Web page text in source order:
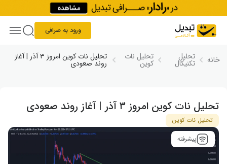
Skip to content
ورود به صرافی
خانه تحلیل
تکنیکال
تحلیل نات
کوین
تحلیل نات کوین امروز ۳ آذر | آغاز
روند صعودی
تحلیل نات کوین امروز ۳ آذر | آغاز روند صعودی
تحلیل نات کوین
پیشرفته